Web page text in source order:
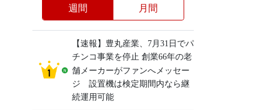
週間 月間
【速報】豊丸産業、7月31日でパ
チンコ事業を停止 創業66年の老
舗メーカーがファンへメッセー
ジ 設置機は検定期間内なら継
続運用可能